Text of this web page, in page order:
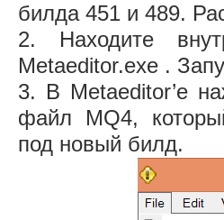
билда 451 и 489.
2. Находите
Metaeditor.exe .
3. В Metaeditor’e
файл MQ4,
под новый билд.